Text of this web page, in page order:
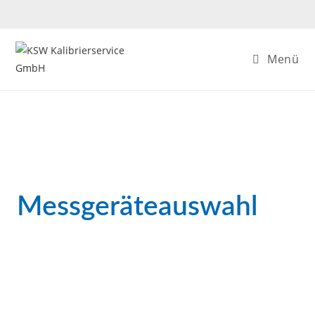
Menü
Messgeräteauswahl